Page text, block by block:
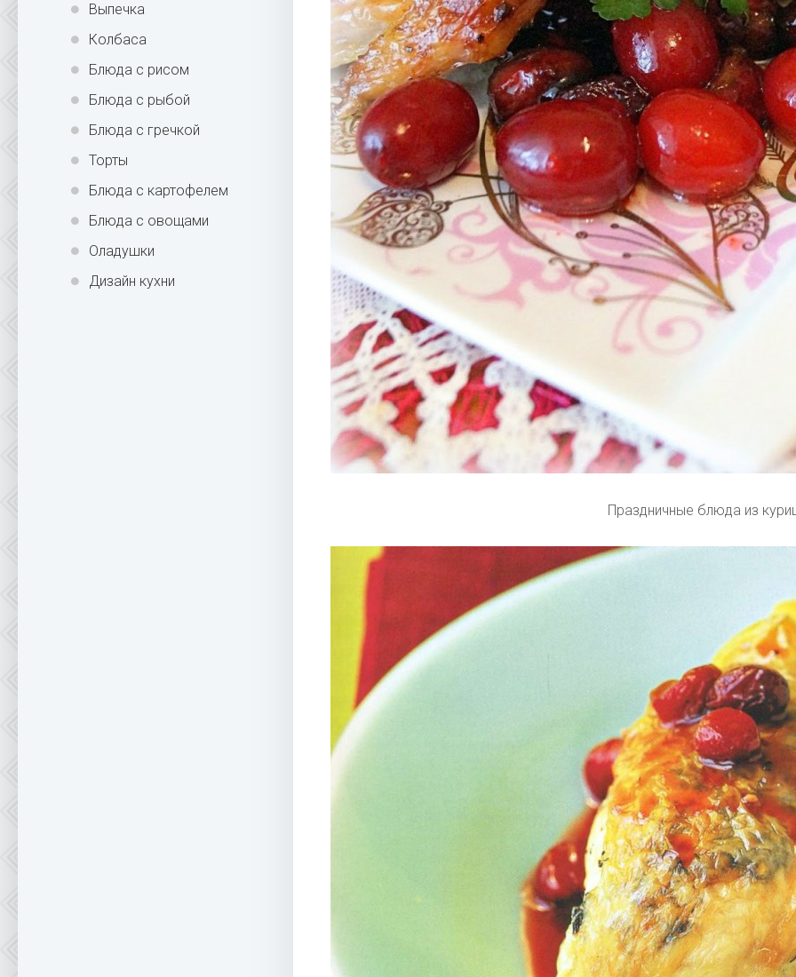
Выпечка
Колбаса
Блюда с рисом
Блюда с рыбой
Блюда с гречкой
Торты
Блюда с картофелем
Блюда с овощами
Оладушки
Дизайн кухни
Праздничные блюда из